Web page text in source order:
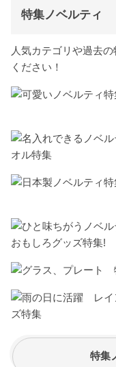
特集ノベルティ
人気カテゴリや過去
ください！
特集